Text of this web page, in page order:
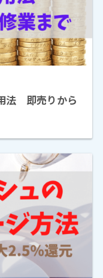
法 即売りから